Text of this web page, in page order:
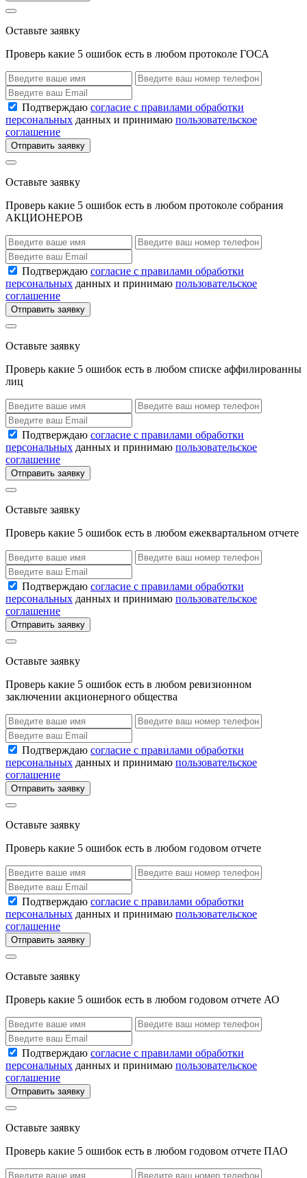
Оставьте заявку
Проверь какие 5 ошибок есть в любом протоколе ГОСА
Подтверждаю согласие с правилами обработки
персональных данных и принимаю пользовательское
соглашение
Отправить заявку
Оставьте заявку
Проверь какие 5 ошибок есть в любом протоколе собрания
АКЦИОНЕРОВ
Подтверждаю согласие с правилами обработки
персональных данных и принимаю пользовательское
соглашение
Отправить заявку
Оставьте заявку
Проверь какие 5 ошибок есть в любом списке аффилированны
лиц
Подтверждаю согласие с правилами обработки
персональных данных и принимаю пользовательское
соглашение
Отправить заявку
Оставьте заявку
Проверь какие 5 ошибок есть в любом ежеквартальном отчете
Подтверждаю согласие с правилами обработки
персональных данных и принимаю пользовательское
соглашение
Отправить заявку
Оставьте заявку
Проверь какие 5 ошибок есть в любом ревизионном
заключении акционерного общества
Подтверждаю согласие с правилами обработки
персональных данных и принимаю пользовательское
соглашение
Отправить заявку
Оставьте заявку
Проверь какие 5 ошибок есть в любом годовом отчете
Подтверждаю согласие с правилами обработки
персональных данных и принимаю пользовательское
соглашение
Отправить заявку
Оставьте заявку
Проверь какие 5 ошибок есть в любом годовом отчете АО
Подтверждаю согласие с правилами обработки
персональных данных и принимаю пользовательское
соглашение
Отправить заявку
Оставьте заявку
Проверь какие 5 ошибок есть в любом годовом отчете ПАО